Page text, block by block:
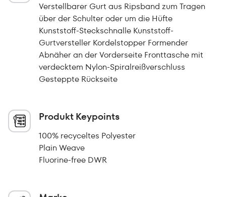
Verstellbarer Gurt aus Ripsband zum Tragen
über der Schulter oder um die Hüfte
Kunststoff-Steckschnalle Kunststoff-
Gurtversteller Kordelstopper Formender
Abnäher an der Vorderseite Fronttasche mit
verdecktem Nylon-Spiralreißverschluss
Gesteppte Rückseite
Produkt Keypoints
100% recyceltes Polyester
Plain Weave
Fluorine-free DWR